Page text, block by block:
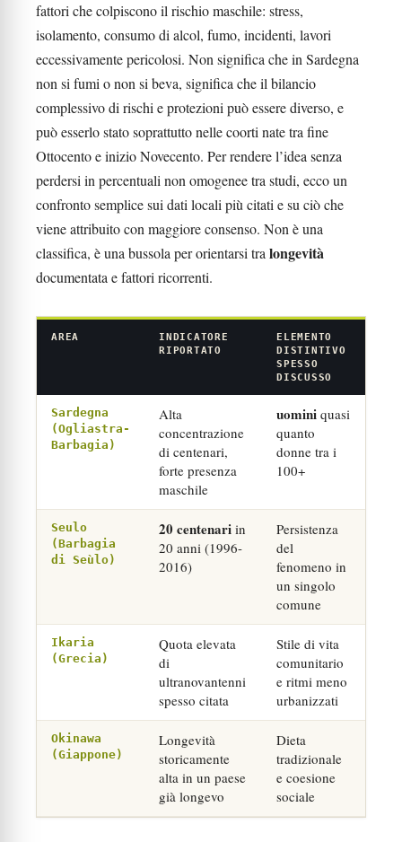
fattori che colpiscono il rischio maschile: stress,
isolamento, consumo di alcol, fumo, incidenti, lavori
eccessivamente pericolosi. Non significa che in Sardegna
non si fumi o non si beva, significa che il bilancio
complessivo di rischi e protezioni può essere diverso, e
può esserlo stato soprattutto nelle coorti nate tra fine
Ottocento e inizio Novecento. Per rendere l’idea senza
perdersi in percentuali non omogenee tra studi, ecco un
confronto semplice sui dati locali più citati e su ciò che
viene attribuito con maggiore consenso. Non è una
classifica, è una bussola per orientarsi tra longevità
documentata e fattori ricorrenti.
AREA
INDICATORE
RIPORTATO
ELEMENTO
DISTINTIVO
SPESSO
DISCUSSO
Sardegna
(Ogliastra-
Barbagia)
Alta
concentrazione
di centenari,
forte presenza
maschile
uomini quasi
quanto
donne tra i
100+
Seulo
(Barbagia
di Seùlo)
20 centenari in
20 anni (1996-
2016)
Persistenza
del
fenomeno in
un singolo
comune
Ikaria
(Grecia)
Quota elevata
di
ultranovantenni
spesso citata
Stile di vita
comunitario
e ritmi meno
urbanizzati
Okinawa
(Giappone)
Longevità
storicamente
alta in un paese
già longevo
Dieta
tradizionale
e coesione
sociale